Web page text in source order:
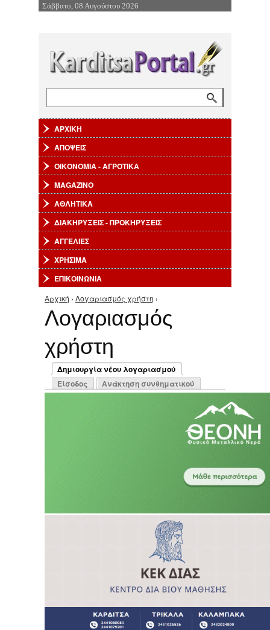
Επιστροφή στην Πλοήγηση
Σάββατο, 08 Αυγούστου 2026
ΑΡΧΙΚΗ
ΑΠΟΨΕΙΣ
ΟΙΚΟΝΟΜΙΑ - ΑΓΡΟΤΙΚΑ
MAGAZINO
ΑΘΛΗΤΙΚΑ
ΔΙΑΚΗΡΥΞΕΙΣ - ΠΡΟΚΗΡΥΞΕΙΣ
ΑΓΓΕΛΙΕΣ
ΧΡΗΣΙΜΑ
ΕΠΙΚΟΙΝΩΝΙΑ
Είστε εδώ
Αρχική › Λογαριασμός χρήστη ›
Λογαριασμός
χρήστη
Πρωτεύουσες καρτέλες
Δημιουργία νέου λογαριασμού
(ενεργή καρτέλα)
Είσοδος Ανάκτηση συνθηματικού